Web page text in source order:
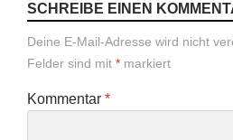
SCHREIBE EINEN
Deine E-Mail-Adresse wird nicht
Felder sind mit * markiert
Kommentar *